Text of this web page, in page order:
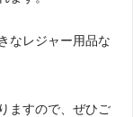
なレジャー用品な
ますので、ぜひご